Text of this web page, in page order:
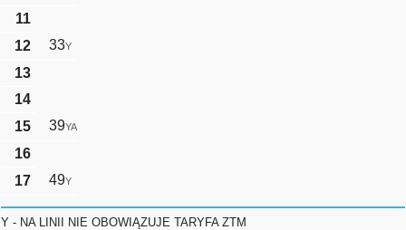
11
12
33Y
13
14
15
39YA
16
17
49Y
Y - NA LINII NIE OBOWIĄZUJE TARYFA ZTM